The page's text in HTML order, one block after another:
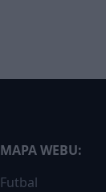
MAPA WEBU:
Futbal